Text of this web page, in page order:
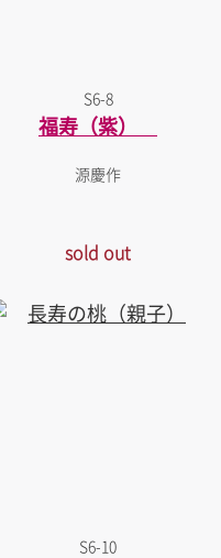
S6-8
福寿（紫）
源慶作
sold out
S6-10